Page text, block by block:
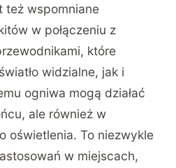
też wspomniane
w połączeniu z
które
widzialne, jak i
ogniwa mogą działać
ale również w
oświetlenia. To niezwykle
w miejscach,